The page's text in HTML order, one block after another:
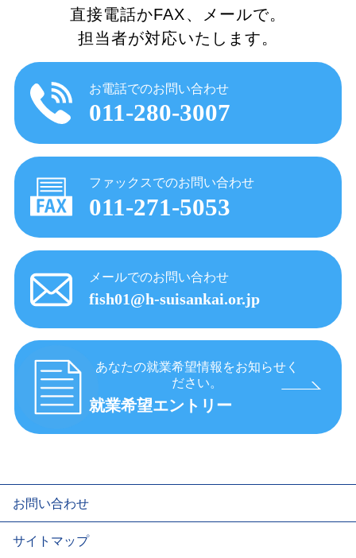
直接電話かFAX、メールで。
担当者が対応いたします。
お電話でのお問い合わせ
011-280-3007
ファックスでのお問い合わせ
011-271-5053
メールでのお問い合わせ
fish01@h-suisankai.or.jp
あなたの就業希望情報をお知らせく
ださい。
就業希望エントリー
お問い合わせ
サイトマップ